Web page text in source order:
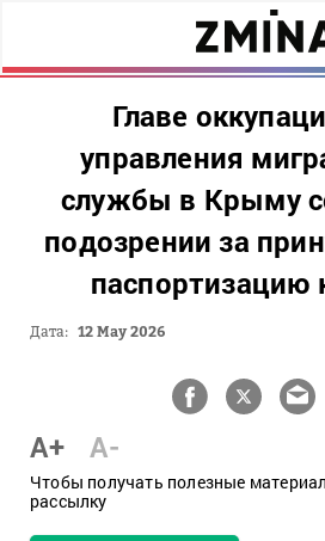
Главе
управления
службы в Крыму
подозрении за
паспортизацию
Дата: 12 May 2026
A+ A-
Чтобы получать полезные
рассылку